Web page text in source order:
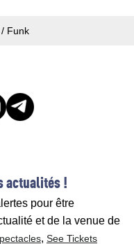
Funk
actualités !
pour être
et de la venue de
, See Tickets